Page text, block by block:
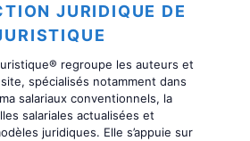
JURIDIQUE DE
regroupe les auteurs et
spécialisés notamment dans
salariaux conventionnels, la
salariales actualisées et
juridiques. Elle s’appuie sur